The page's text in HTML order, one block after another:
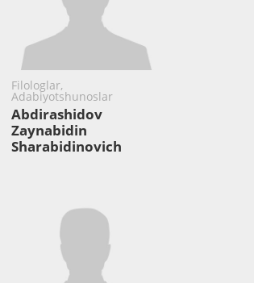
Filologlar,
Adabiyotshunoslar
Abdirashidov
Zaynabidin
Sharabidinovich